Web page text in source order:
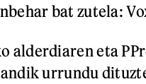
bat zutela:
alderdiaren eta
urrundu